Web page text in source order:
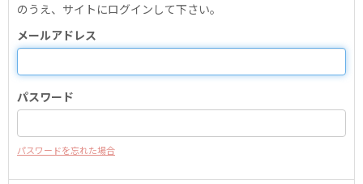
のうえ、サイトにログインして下さい。
メールアドレス
パスワード
パスワードを忘れた場合